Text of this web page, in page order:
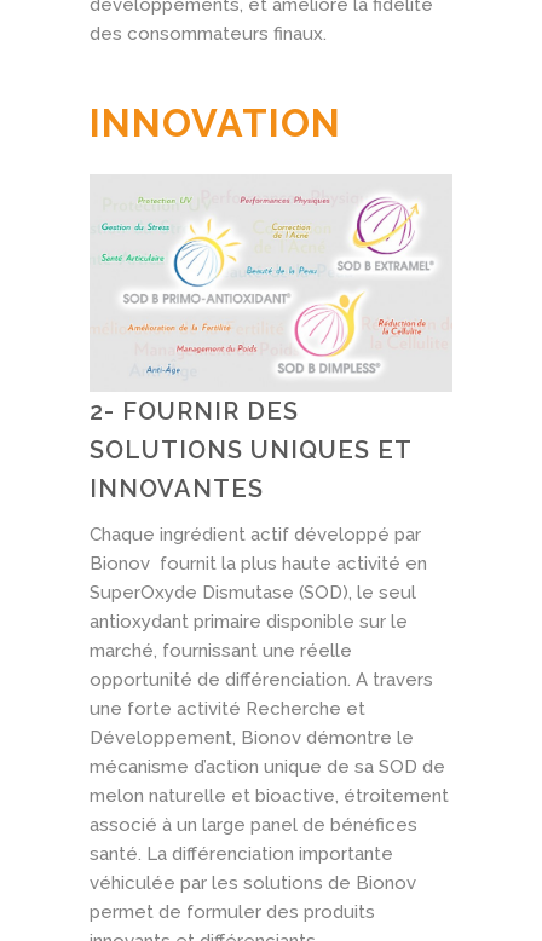
développements, et améliore la fidélité
des consommateurs finaux.
INNOVATION
2- FOURNIR DES
SOLUTIONS UNIQUES ET
INNOVANTES
Chaque ingrédient actif développé par
Bionov fournit la plus haute activité en
SuperOxyde Dismutase (SOD), le seul
antioxydant primaire disponible sur le
marché, fournissant une réelle
opportunité de différenciation. A travers
une forte activité Recherche et
Développement, Bionov démontre le
mécanisme d’action unique de sa SOD de
melon naturelle et bioactive, étroitement
associé à un large panel de bénéfices
santé. La différenciation importante
véhiculée par les solutions de Bionov
permet de formuler des produits